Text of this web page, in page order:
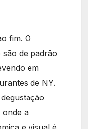
fim. O
são de padrão
em
de NY.
onde a